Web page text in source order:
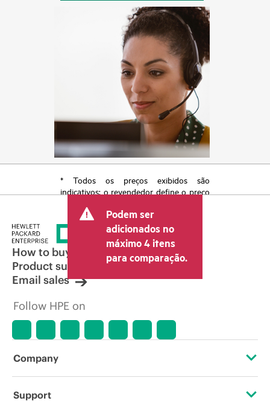
* Todos os preços exibidos são
indicativos; o revendedor define o preço
taxas, como IVA/imposto sobre vendas e
envio. O preço transacional definido
pelo revendedor pode variar em relação
a outros revendedores e ao preço
indicativo exibido. O preço indicativo
poderá incluir ofertas promocionais por
tempo limitado. A HPE se reserva o
qualquer momento por motivos que
de produtos, disponibilidade de
Podem ser
adicionados no
máximo 4 itens
para comparação.
How to buy
Product support
Email sales
Follow HPE on
Company
About HPE
Support